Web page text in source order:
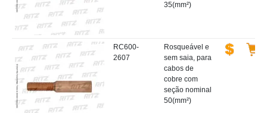
35(mm²)
RC600-
2607
Rosqueável e
sem saia, para
cabos de
cobre com
seção nominal
50(mm²)